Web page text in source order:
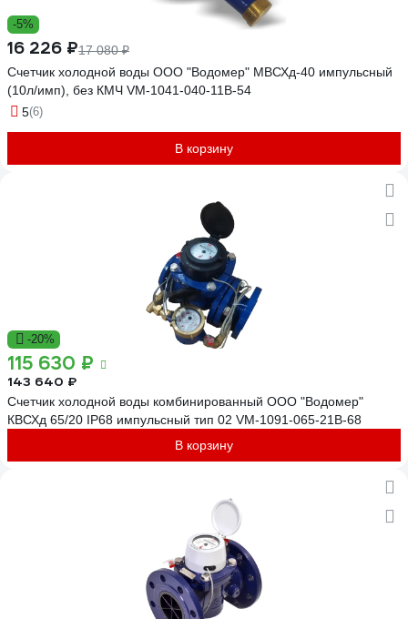
-5%
16 226 ₽17 080 ₽
Счетчик холодной воды ООО "Водомер" МВСХд-40 импульсный
(10л/имп), без КМЧ VM-1041-040-11B-54
5(6)
В корзину
-20%
115 630 ₽
143 640 ₽
Счетчик холодной воды комбинированный ООО "Водомер"
КВСХд 65/20 IP68 импульсный тип 02 VM-1091-065-21B-68
В корзину